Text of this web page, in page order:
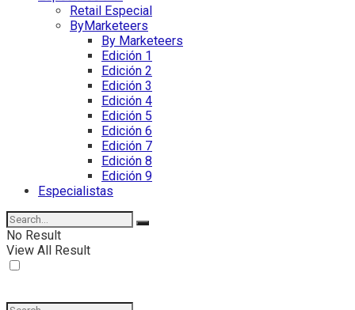
Retail Especial
ByMarketeers
By Marketeers
Edición 1
Edición 2
Edición 3
Edición 4
Edición 5
Edición 6
Edición 7
Edición 8
Edición 9
Especialistas
No Result
View All Result